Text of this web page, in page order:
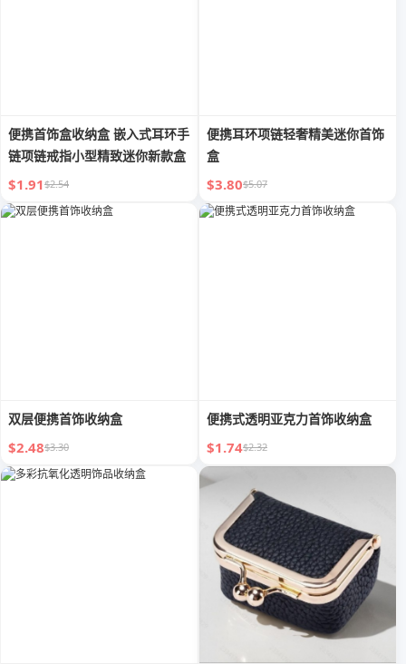
便携首饰盒收纳盒 嵌入式耳环手
链项链戒指小型精致迷你新款盒
$1.91$2.54
便携耳环项链轻奢精美迷你首饰
盒
$3.80$5.07
双层便携首饰收纳盒
$2.48$3.30
便携式透明亚克力首饰收纳盒
$1.74$2.32